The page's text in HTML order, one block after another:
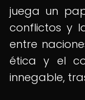
juega un
conflictos y
entre
ética y el
innegable,